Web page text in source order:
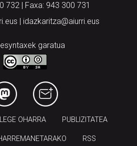
732 | Faxa: 943 300 731
| idazkaritza@aiurri.eus
garatua
LEGE OHARRA PUBLIZITATEA
RSS